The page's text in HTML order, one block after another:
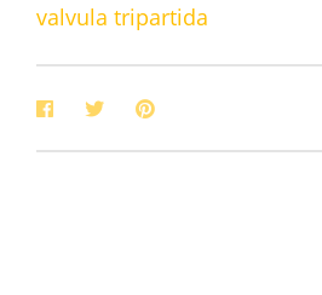
valvula tripartida